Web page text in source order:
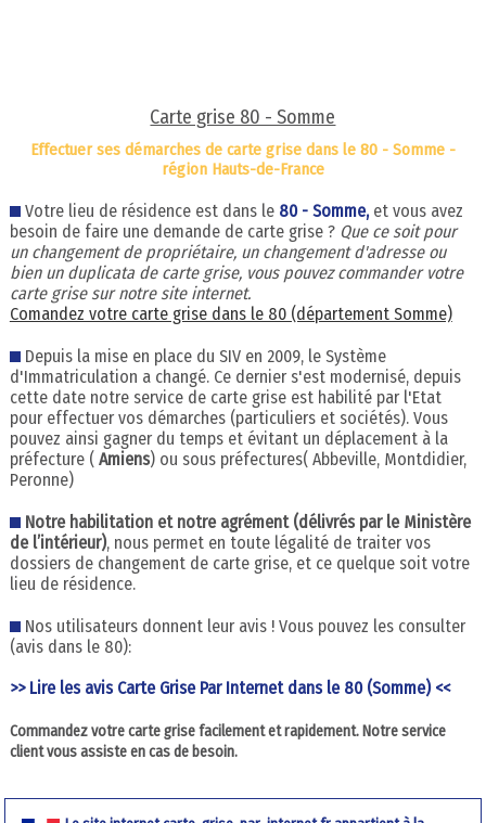
Carte grise 80 - Somme
Effectuer ses démarches de carte grise dans le 80 - Somme -
région Hauts-de-France
Votre lieu de résidence est dans le 80 - Somme, et vous avez
besoin de faire une demande de carte grise ? Que ce soit pour
un changement de propriétaire, un changement d'adresse ou
bien un duplicata de carte grise, vous pouvez commander votre
carte grise sur notre site internet.
Comandez votre carte grise dans le 80 (département Somme)
Depuis la mise en place du SIV en 2009, le Système
d'Immatriculation a changé. Ce dernier s'est modernisé, depuis
cette date notre service de carte grise est habilité par l'Etat
pour effectuer vos démarches (particuliers et sociétés). Vous
pouvez ainsi gagner du temps et évitant un déplacement à la
préfecture ( Amiens) ou sous préfectures( Abbeville, Montdidier,
Peronne)
Notre habilitation et notre agrément (délivrés par le Ministère
de l’intérieur), nous permet en toute légalité de traiter vos
dossiers de changement de carte grise, et ce quelque soit votre
lieu de résidence.
Nos utilisateurs donnent leur avis ! Vous pouvez les consulter
(avis dans le 80):
>> Lire les avis Carte Grise Par Internet dans le 80 (Somme) <<
Commandez votre carte grise facilement et rapidement. Notre service
client vous assiste en cas de besoin.